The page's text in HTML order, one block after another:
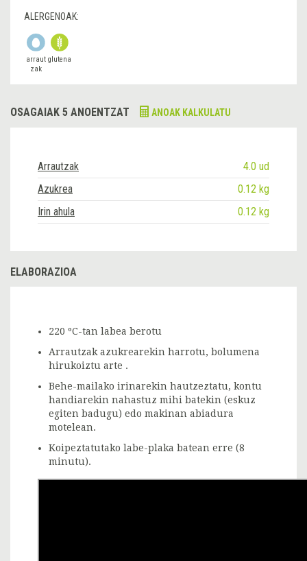
ALERGENOAK:
arraut
zak
glutena
OSAGAIAK 5 ANOENTZAT ANOAK KALKULATU
Arrautzak
4.0 ud
Azukrea
0.12 kg
Irin ahula
0.12 kg
ELABORAZIOA
220 ºC-tan labea berotu
Arrautzak azukrearekin harrotu, bolumena
hirukoiztu arte .
Behe-mailako irinarekin hautzeztatu, kontu
handiarekin nahastuz mihi batekin (eskuz
egiten badugu) edo makinan abiadura
motelean.
Koipeztatutako labe-plaka batean erre (8
minutu).